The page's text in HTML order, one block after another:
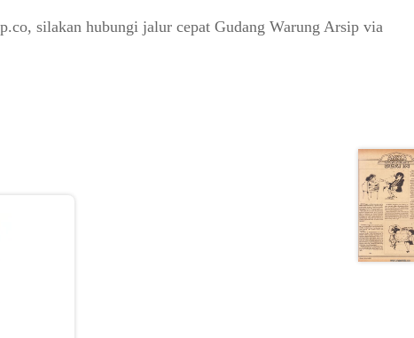
silakan hubungi jalur cepat Gudang Warung Arsip via